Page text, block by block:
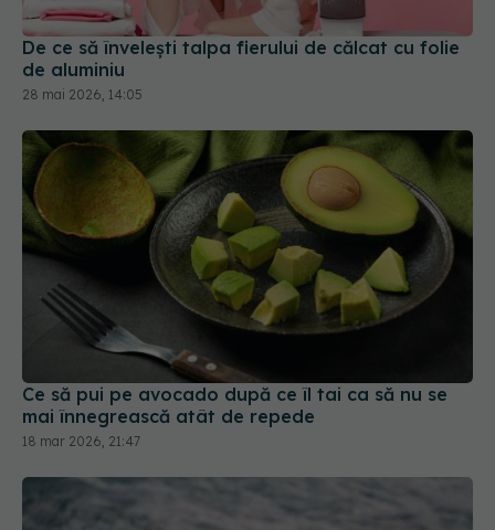
28 mai 2026, 14:05
Ce să pui pe avocado după ce îl tai ca să nu se
mai înnegrească atât de repede
18 mar 2026, 21:47